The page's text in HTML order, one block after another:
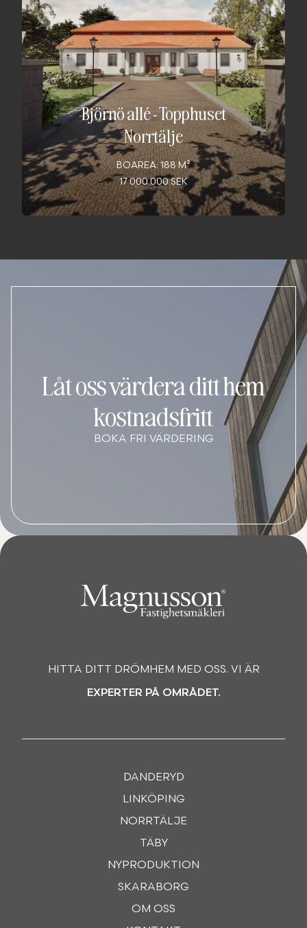
Björnö allé - Topphuset
Norrtälje
BOAREA: 188 M²
17 000 000 SEK
Låt oss värdera ditt hem
kostnadsfritt
BOKA FRI VÄRDERING
HITTA DITT DRÖMHEM MED OSS. VI ÄR
EXPERTER PÅ OMRÅDET.
DANDERYD
LINKÖPING
NORRTÄLJE
TÄBY
NYPRODUKTION
SKARABORG
OM OSS